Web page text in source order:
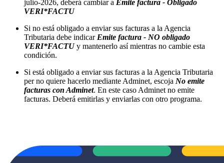
julio-2026, deberá cambiar a Emite factura - Obligado
VERI*FACTU
Si no está obligado a enviar sus facturas a la Agencia
Tributaria debe indicar Emite factura - NO obligado
VERI*FACTUy mantenerlo así mientras no cambie esta
condición.
Si está obligado a enviar sus facturas a la Agencia Tributaria
per no quiere hacerlo mediante Adminet, escoja No emite
facturas con Adminet. En este caso Adminet no emite
facturas. Deberá emitirlas y enviarlas con otro programa.